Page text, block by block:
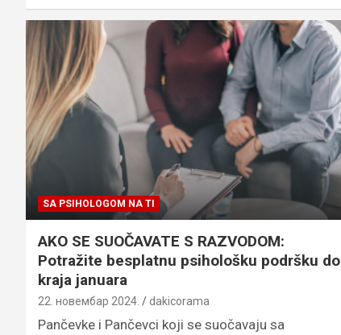
SA PSIHOLOGOM NA TI
AKO SE SUOČAVATE S RAZVODOM:
Potražite besplatnu psihološku podršku do
kraja januara
22. новембар 2024. dakicorama
Pančevke i Pančevci koji se suočavaju sa